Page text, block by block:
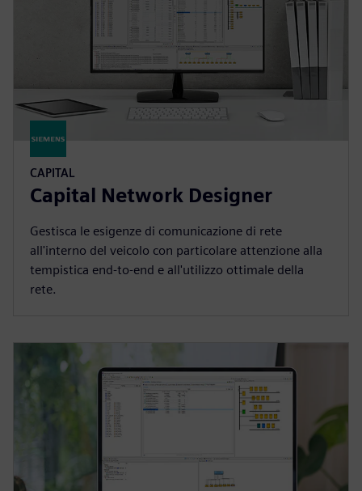
CAPITAL
Capital Network Designer
Gestisca le esigenze di comunicazione di rete
all'interno del veicolo con particolare attenzione alla
tempistica end-to-end e all'utilizzo ottimale della
rete.